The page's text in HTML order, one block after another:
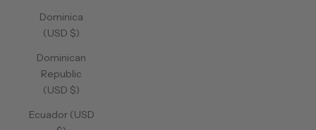
Dominica
(USD $)
Dominican
Republic
(USD $)
Ecuador (USD